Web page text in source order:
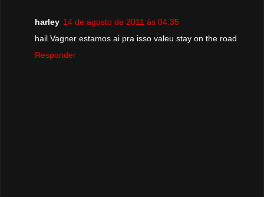
harley 14 de agosto de 2011 às 04:35
hail Vagner estamos ai pra isso valeu stay on the road
Responder